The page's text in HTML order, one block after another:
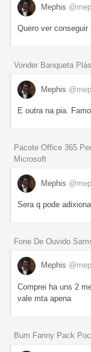
Mephis
Quero ver conseguir
Vonder Banqueta
Mephis
E outra na pia.
Pacote Office 365
Microsoft
Mephis
Sera q pode
Fone De Ouvido
Mephis
Comprei ha uns 2
vale mta apena
Bum Fanny Pack